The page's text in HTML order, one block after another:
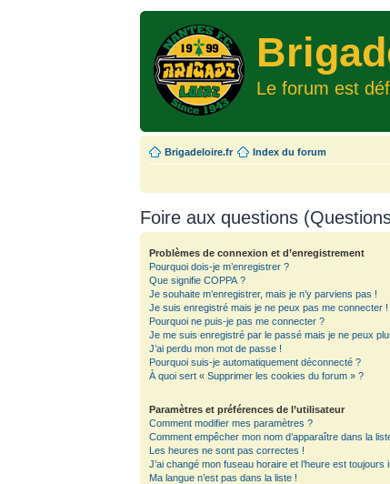
Le forum est
Brigadeloire.fr Index du forum
Foire aux questions
Problèmes de connexion et d’enregistrement
Pourquoi dois-je m’enregistrer ?
Que signifie COPPA ?
Je souhaite m’enregistrer, mais je n’y parviens pas !
Je suis enregistré mais je ne peux pas me connecter !
Pourquoi ne puis-je pas me connecter ?
Je me suis enregistré par le passé mais je ne peux
J’ai perdu mon mot de passe !
Pourquoi suis-je automatiquement déconnecté ?
À quoi sert « Supprimer les cookies du forum » ?
Paramètres et préférences de l’utilisateur
Comment modifier mes paramètres ?
Comment empêcher mon nom d’apparaître dans la
Les heures ne sont pas correctes !
J’ai changé mon fuseau horaire et l’heure est toujours
Ma langue n’est pas dans la liste !